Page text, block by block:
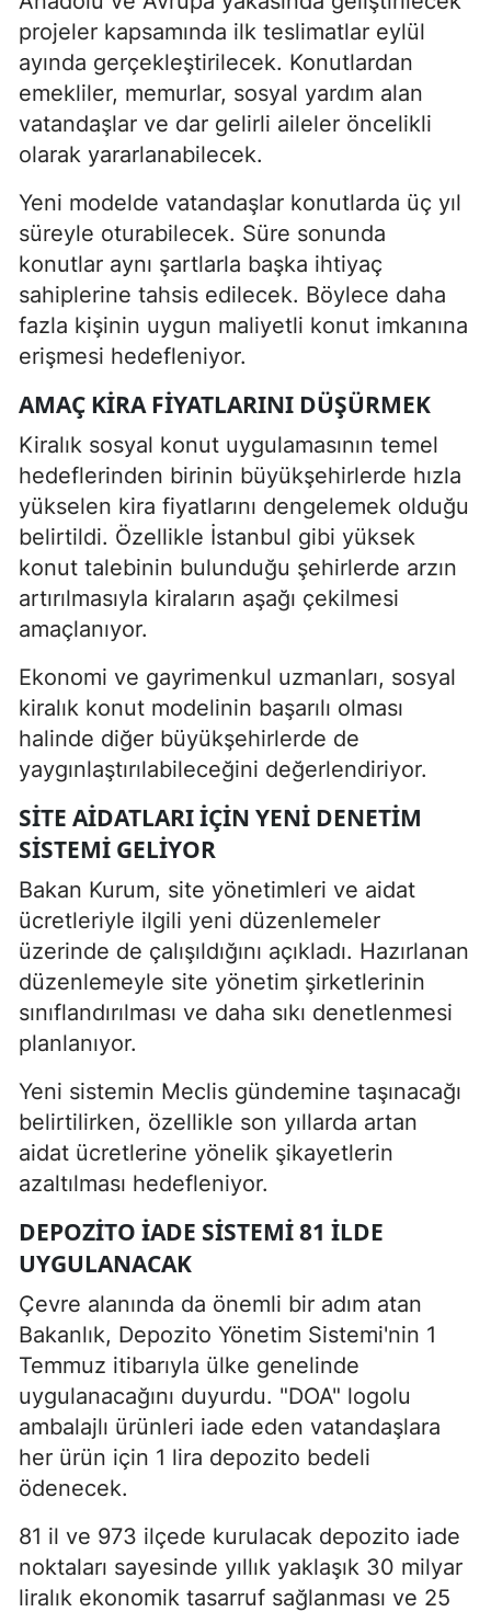
projeler kapsamında ilk teslimatlar eylül
ayında gerçekleştirilecek. Konutlardan
emekliler, memurlar, sosyal yardım alan
vatandaşlar ve dar gelirli aileler öncelikli
olarak yararlanabilecek.
Yeni modelde vatandaşlar konutlarda üç yıl
süreyle oturabilecek. Süre sonunda
konutlar aynı şartlarla başka ihtiyaç
sahiplerine tahsis edilecek. Böylece daha
fazla kişinin uygun maliyetli konut imkanına
erişmesi hedefleniyor.
AMAÇ KIRA FIYATLARINI DÜŞÜRMEK
Kiralık sosyal konut uygulamasının temel
hedeflerinden birinin büyükşehirlerde hızla
yükselen kira fiyatlarını dengelemek olduğu
belirtildi. Özellikle İstanbul gibi yüksek
konut talebinin bulunduğu şehirlerde arzın
artırılmasıyla kiraların aşağı çekilmesi
amaçlanıyor.
Ekonomi ve gayrimenkul uzmanları, sosyal
kiralık konut modelinin başarılı olması
halinde diğer büyükşehirlerde de
yaygınlaştırılabileceğini değerlendiriyor.
SITE AIDATLARI IÇIN YENI DENETIM
SISTEMI GELIYOR
Bakan Kurum, site yönetimleri ve aidat
ücretleriyle ilgili yeni düzenlemeler
üzerinde de çalışıldığını açıkladı. Hazırlanan
düzenlemeyle site yönetim şirketlerinin
sınıflandırılması ve daha sıkı denetlenmesi
planlanıyor.
Yeni sistemin Meclis gündemine taşınacağı
belirtilirken, özellikle son yıllarda artan
aidat ücretlerine yönelik şikayetlerin
azaltılması hedefleniyor.
DEPOZITO IADE SISTEMI 81 ILDE
UYGULANACAK
Çevre alanında da önemli bir adım atan
Bakanlık, Depozito Yönetim Sistemi'nin 1
Temmuz itibarıyla ülke genelinde
uygulanacağını duyurdu. "DOA" logolu
ambalajlı ürünleri iade eden vatandaşlara
her ürün için 1 lira depozito bedeli
ödenecek.
81 il ve 973 ilçede kurulacak depozito iade
noktaları sayesinde yıllık yaklaşık 30 milyar
liralık ekonomik tasarruf sağlanması ve 25